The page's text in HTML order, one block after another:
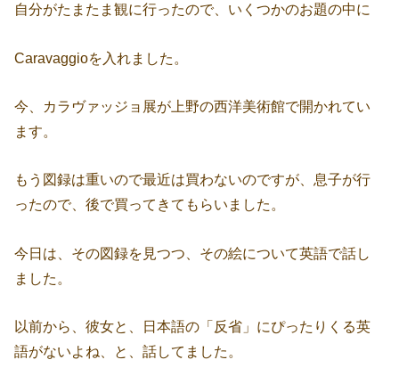
自分がたまたま観に行ったので、いくつかのお題の中に
Caravaggioを入れました。
今、カラヴァッジョ展が上野の西洋美術館で開かれてい
ます。
もう図録は重いので最近は買わないのですが、息子が行
ったので、後で買ってきてもらいました。
今日は、その図録を見つつ、その絵について英語で話し
ました。
以前から、彼女と、日本語の「反省」にぴったりくる英
語がないよね、と、話してました。